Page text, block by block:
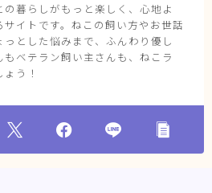
の暮らしがもっと楽しく、心地よ
イトです。ねこの飼い方やお世話
とした悩みまで、ふんわり優し
ベテラン飼い主さんも、ねこラ
う！